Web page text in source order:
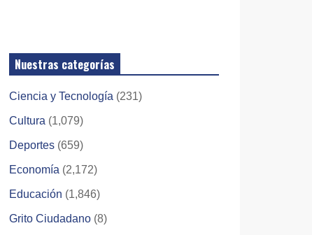
Nuestras categorías
Ciencia y Tecnología (231)
Cultura (1,079)
Deportes (659)
Economía (2,172)
Educación (1,846)
Grito Ciudadano (8)